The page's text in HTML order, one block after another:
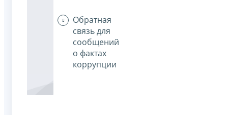
Обратная
связь для
сообщений
о фактах
коррупции